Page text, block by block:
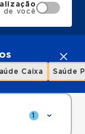
de você
Caixa Saúde
1